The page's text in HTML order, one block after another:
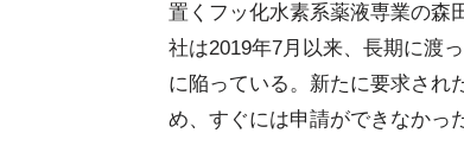
置くフッ化水素系薬液専業の森
社は2019年7月以来、長期に渡
に陥っている。新たに要求され
め、すぐには申請ができなかっ